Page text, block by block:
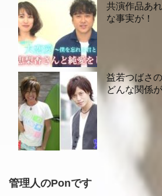
共演作品あ
な事実が！
益若つばさ
どんな関係
管理人のPonです